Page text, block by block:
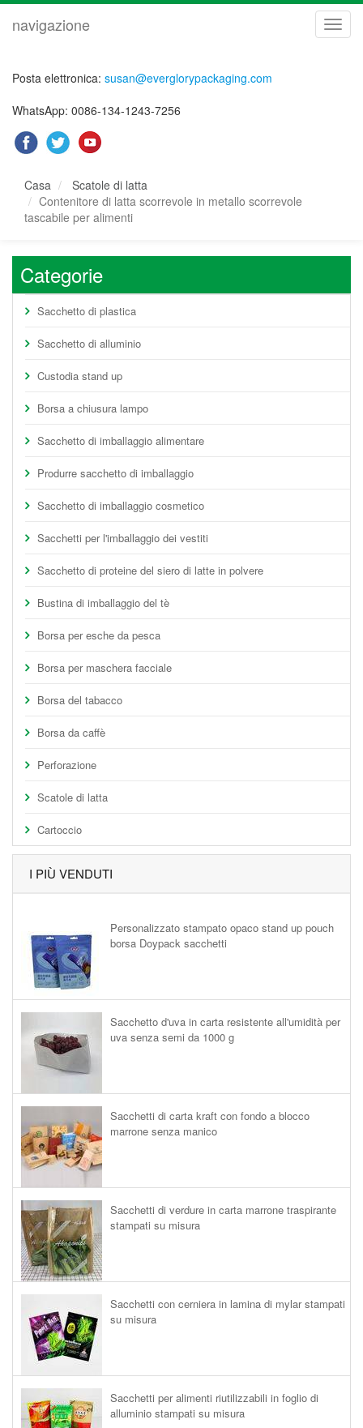
navigazione
Posta elettronica: susan@everglorypackaging.com
WhatsApp: 0086-134-1243-7256
Casa
Scatole di latta
Contenitore di latta scorrevole in metallo scorrevole
tascabile per alimenti
Categorie
Sacchetto di plastica
Sacchetto di alluminio
Custodia stand up
Borsa a chiusura lampo
Sacchetto di imballaggio alimentare
Produrre sacchetto di imballaggio
Sacchetto di imballaggio cosmetico
Sacchetti per l'imballaggio dei vestiti
Sacchetto di proteine del siero di latte in polvere
Bustina di imballaggio del tè
Borsa per esche da pesca
Borsa per maschera facciale
Borsa del tabacco
Borsa da caffè
Perforazione
Scatole di latta
Cartoccio
I PIÙ VENDUTI
Personalizzato stampato opaco stand up pouch
borsa Doypack sacchetti
Sacchetto d'uva in carta resistente all'umidità per
uva senza semi da 1000 g
Sacchetti di carta kraft con fondo a blocco
marrone senza manico
Sacchetti di verdure in carta marrone traspirante
stampati su misura
Sacchetti con cerniera in lamina di mylar stampati
su misura
Sacchetti per alimenti riutilizzabili in foglio di
alluminio stampati su misura